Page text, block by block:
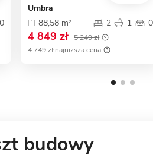
0
Umbra
88,58 m²
2 1 0
4 849 zł 5 249 zł
4 749 zł najniższa cena
budowy